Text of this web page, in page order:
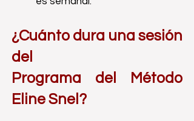
¿Cuánto dura una sesión
del
Programa del
Método
Eline Snel ?